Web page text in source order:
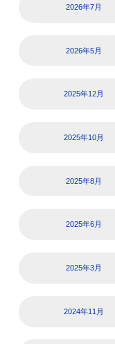
2026年7月
2026年5月
2025年12月
2025年10月
2025年8月
2025年6月
2025年3月
2024年11月